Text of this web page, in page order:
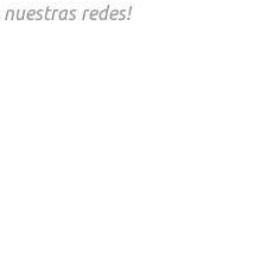
redes!